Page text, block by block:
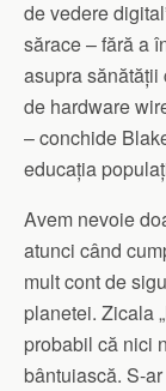
de vedere
sărace – fără a
asupra sănătății
de hardware
– conchide
educația
Avem nevoie
atunci când
mult cont de
planetei. Zicala
probabil că nici
bântuiască. S-